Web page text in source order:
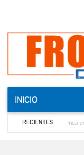
INICIO
RECIENTES
de potencia en la